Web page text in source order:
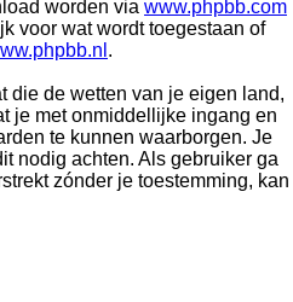
worden via www.phpbb.com
voor wat wordt toegestaan of
.
die de wetten van je eigen land,
je met onmiddellijke ingang en
te kunnen waarborgen. Je
nodig achten. Als gebruiker ga
zónder je toestemming, kan